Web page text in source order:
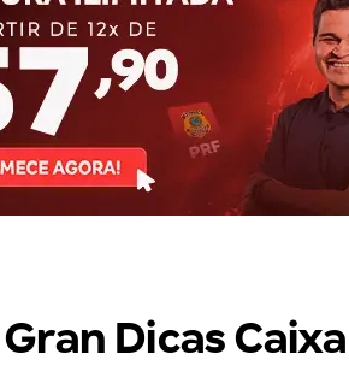
Dicas Caixa